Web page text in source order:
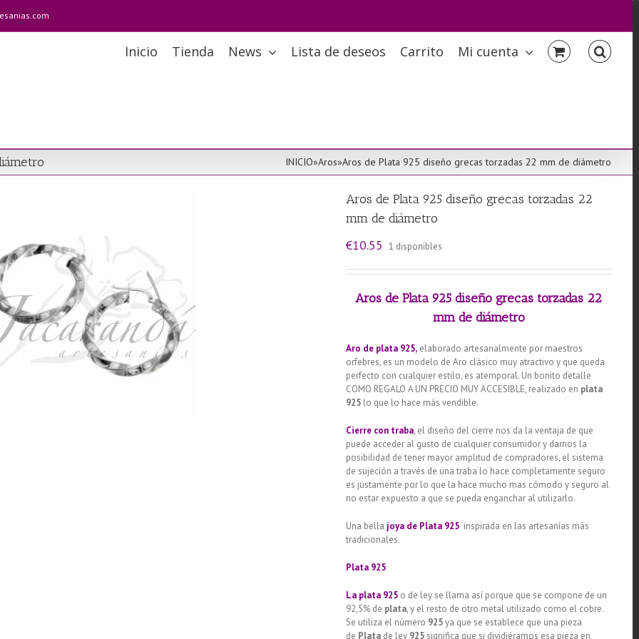
Inicio Tienda News Lista de deseos Carrito Mi cuenta
INICIO»Aros»Aros de Plata 925 diseño grecas torzadas 22 mm de diámetro
Aros de Plata 925 diseño grecas torzadas 22
mm de diámetro
€10.55 1 disponibles
Aros de Plata 925 diseño grecas torzadas 22
mm de diámetro
Aro de plata 925, elaborado artesanalmente por maestros
orfebres, es un modelo de Aro clásico muy atractivo y que queda
perfecto con cualquier estilo, es atemporal. Un bonito detalle
COMO REGALO A UN PRECIO MUY ACCESIBLE, realizado en plata
925 lo que lo hace más vendible.
Cierre con traba, el diseño del cierre nos da la ventaja de que
puede acceder al gusto de cualquier consumidor y darnos la
posibilidad de tener mayor amplitud de compradores, el sistema
de sujeción a través de una traba lo hace completamente seguro
es justamente por lo que la hace mucho mas cómodo y seguro al
no estar expuesto a que se pueda enganchar al utilizarlo.
Una bella joya de Plata 925 inspirada en las artesanías más
tradicionales.
Plata 925
La plata 925 o de ley se llama así porque que se compone de un
92,5% de plata, y el resto de otro metal utilizado como el cobre.
Se utiliza el número 925ya que se establece que una pieza
de Plata de ley 925 significa que si dividiéramos esa pieza en